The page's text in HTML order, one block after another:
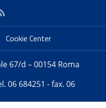
Cookie Center
67/d – 00154 Roma
06 684251 - fax. 06